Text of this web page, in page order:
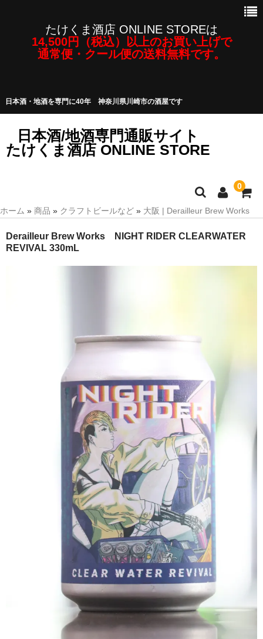
たけくま酒店 ONLINE STOREは
14,500円（税込）以上のお買い上げで
通常便・クール便の送料無料です。
日本酒・地酒を専門に40年 神奈川県川崎市の酒屋です
日本酒/地酒専門通販サイト
たけくま酒店 ONLINE STORE
0
焼酎・泡盛など
ホーム » 商品 » クラフトビールなど » 大阪 | Derailleur Brew Works
Derailleur Brew Works NIGHT RIDER CLEARWATER
REVIVAL 330mL